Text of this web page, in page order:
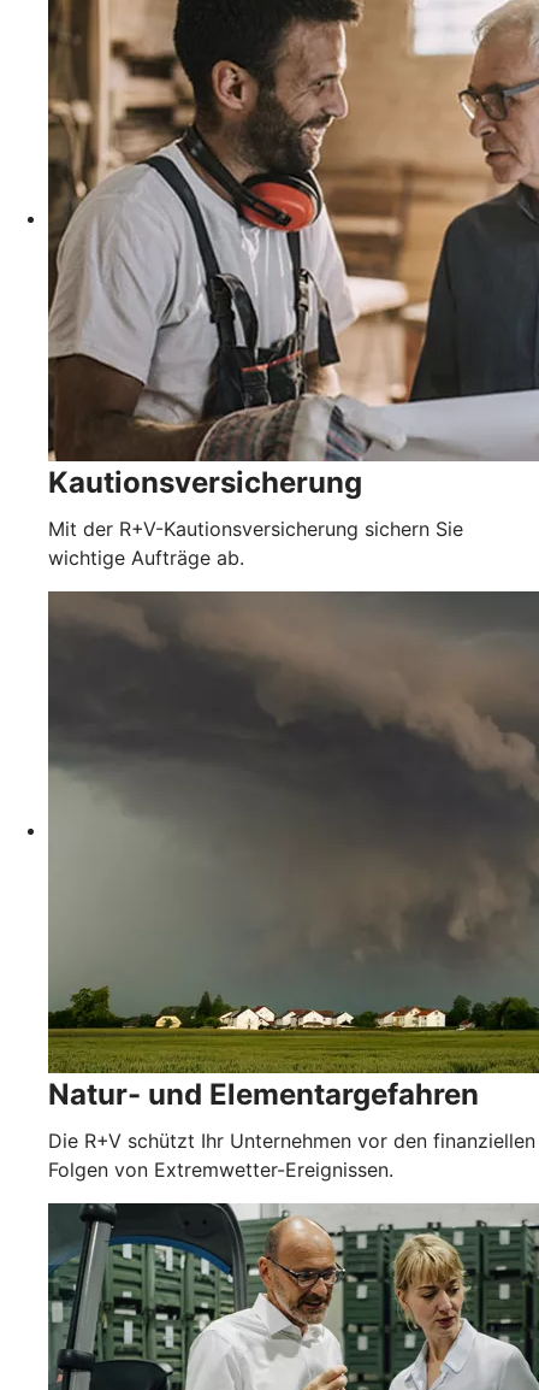
Kautionsversicherung
Mit der R+V-Kautionsversicherung sichern Sie
wichtige Aufträge ab.
Natur- und Elementargefahren
Die R+V schützt Ihr Unternehmen vor den finanziellen
Folgen von Extremwetter-Ereignissen.